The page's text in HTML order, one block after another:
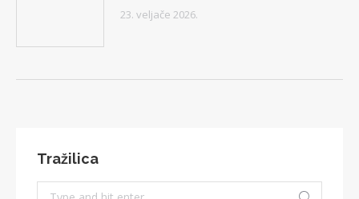
23. veljače 2026.
Tražilica
Search: